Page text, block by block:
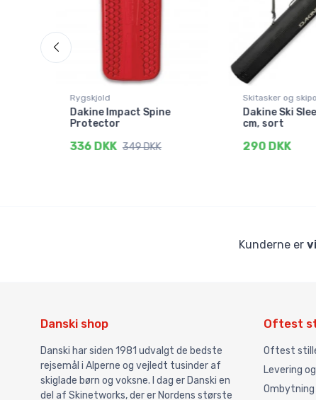
Rygskjold
Dakine Impact Spine
Protector
336 DKK 349 DKK
Skitasker og
Dakine Ski
cm, sort
290 DKK
Kunderne er
Danski shop
Danski har siden 1981 udvalgt de bedste
rejsemål i Alperne og vejledt tusinder af
skiglade børn og voksne. I dag er Danski en
del af Skinetworks, der er Nordens største
Oftest
Oftest
Levering
Ombytning